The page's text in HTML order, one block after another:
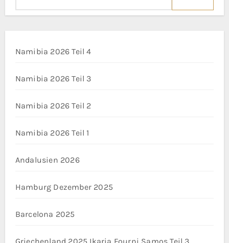
Namibia 2026 Teil 4
Namibia 2026 Teil 3
Namibia 2026 Teil 2
Namibia 2026 Teil 1
Andalusien 2026
Hamburg Dezember 2025
Barcelona 2025